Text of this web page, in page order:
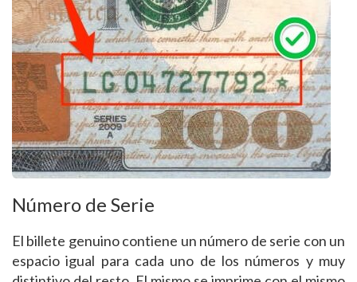
Número de Serie
El billete genuino contiene un número de serie con un
espacio igual para cada uno de los números y muy